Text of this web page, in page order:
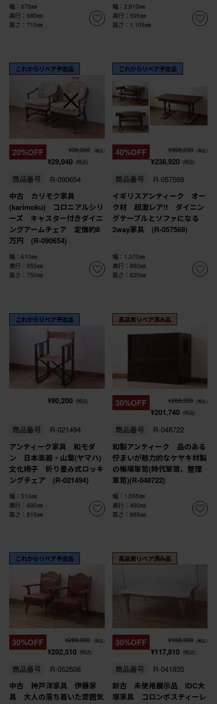
幅：670㎜
奥行：680㎜
高さ：715㎜
幅：2,610㎜
奥行：595㎜
高さ：1,105㎜
これからリペア予定品
20%OFF ¥36,300 (税込)
¥29,040 (税込)
商品番号 R-090654
中古 カリモク家具
(karimoku) コロニアルシリ
ーズ キャスター付きダイニ
ングアームチェア 定価約8
万円 (R-090654)
幅：610㎜
奥行：655㎜
高さ：750㎜
これからリペア予定品
40%OFF ¥398,200 (税込)
¥238,920 (税込)
商品番号 R-057569
イギリスアンティーク オー
ク材 超激レア!! ダイニン
グテーブルとソファになる
2way家具 (R-057569)
幅：1,370㎜
奥行：880㎜
高さ：820㎜
これからリペア予定品
¥90,200 (税込)
商品番号 R-021494
アンティーク家具 和モダ
ン 日本楽器・山葉(ヤマハ)
文化椅子 折り畳み式ロッキ
ングチェア (R-021494)
幅：510㎜
奥行：695㎜
高さ：815㎜
高品質リペア済み品
30%OFF ¥288,200 (税込)
¥201,740 (税込)
商品番号 R-048722
和製アンティーク 品のある
佇まいが魅力的なケヤキ材製
の帳場箪笥(時代箪笥、整理
箪笥)(R-048722)
幅：1,055㎜
奥行：490㎜
高さ：865㎜
これからリペア予定品
30%OFF ¥289,300 (税込)
¥202,510 (税込)
商品番号 R-052608
中古 神戸洋家具 伊藤家
具 大人の落ち着いた雰囲気
高品質リペア済み品
30%OFF ¥168,300 (税込)
¥117,810 (税込)
商品番号 R-041835
新古 未使用展示品 IDC大
塚家具 コロンボスティーレ